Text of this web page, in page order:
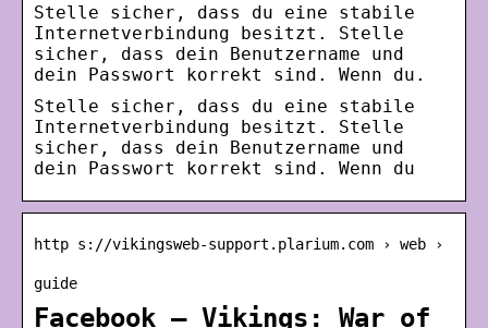
Stelle sicher, dass du eine stabile
Internetverbindung besitzt. Stelle
sicher, dass dein Benutzername und
dein Passwort korrekt sind. Wenn du.
Stelle sicher, dass du eine stabile
Internetverbindung besitzt. Stelle
sicher, dass dein Benutzername und
dein Passwort korrekt sind. Wenn du
http s://vikingsweb-support.plarium.com › web ›
guide
Facebook – Vikings: War of